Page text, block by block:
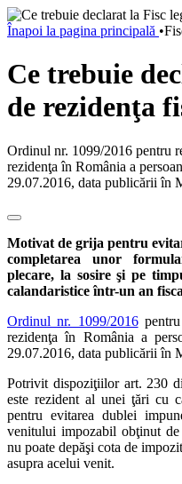
Înapoi la pagina principală •
Ce trebuie
de rezidenţa
Ordinul nr. 1099/2016 pentru
rezidenţa în România a
29.07.2016, data publicării în
Motivat de grija pentru
completarea unor
plecare, la sosire şi pe
calandaristice într-un an
Ordinul nr. 1099/2016pentru
rezidenţa în România a
29.07.2016, data publicării în
Potrivit dispoziţiilor art. 230
este rezident al unei ţări cu
pentru evitarea dublei
venitului impozabil obţinut
nu poate depăşi cota de
asupra acelui venit.